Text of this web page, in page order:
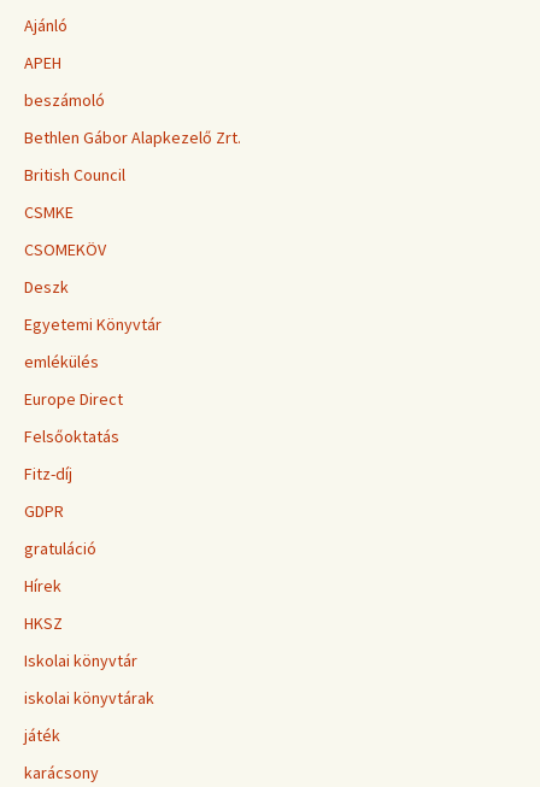
Ajánló
APEH
beszámoló
Bethlen Gábor Alapkezelő Zrt.
British Council
CSMKE
CSOMEKÖV
Deszk
Egyetemi Könyvtár
emlékülés
Europe Direct
Felsőoktatás
Fitz-díj
GDPR
gratuláció
Hírek
HKSZ
Iskolai könyvtár
iskolai könyvtárak
játék
karácsony